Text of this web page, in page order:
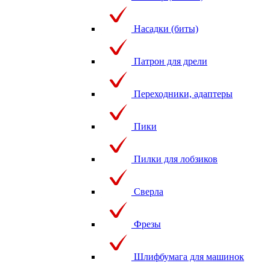
Насадки (биты)
Патрон для дрели
Переходники, адаптеры
Пики
Пилки для лобзиков
Сверла
Фрезы
Шлифбумага для машинок